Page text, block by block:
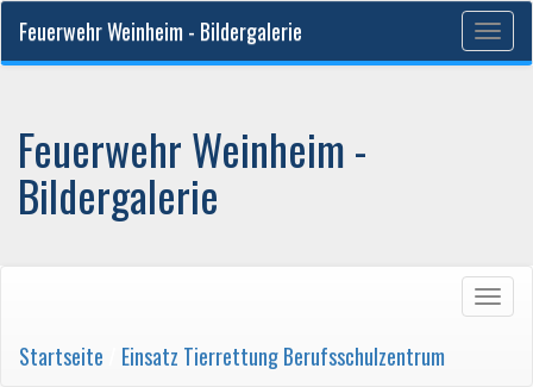
Feuerwehr Weinheim - Bildergalerie
Feuerwehr Weinheim -
Bildergalerie
Startseite Einsatz Tierrettung Berufsschulzentrum